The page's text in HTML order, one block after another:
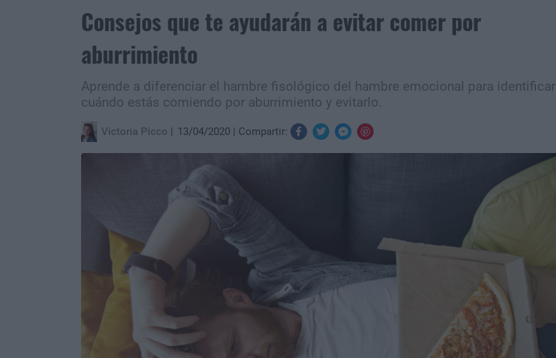
Consejos que te ayudarán a evitar comer por
aburrimiento
Aprende a diferenciar el hambre fisológico del hambre emocional para identificar
cuándo estás comiendo por aburrimiento y evitarlo.
Victoria Picco 13/04/2020 Compartir: